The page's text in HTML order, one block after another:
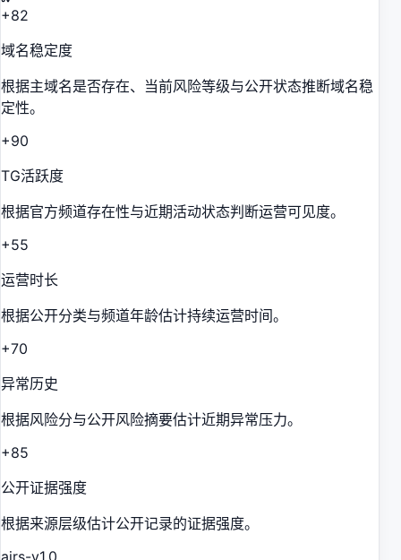
+82
域名稳定度
根据主域名是否存在、当前风险等级与公开状态推断域名稳
定性。
+90
TG活跃度
根据官方频道存在性与近期活动状态判断运营可见度。
+55
运营时长
根据公开分类与频道年龄估计持续运营时间。
+70
异常历史
根据风险分与公开风险摘要估计近期异常压力。
+85
公开证据强度
根据来源层级估计公开记录的证据强度。